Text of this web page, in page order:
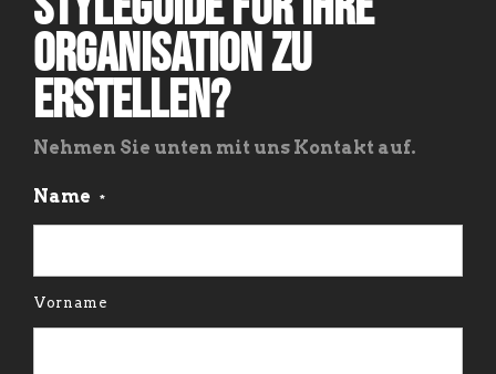
Organisation zu
erstellen?
Nehmen Sie unten mit uns Kontakt auf.
Name *
Vorname